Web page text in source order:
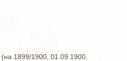
(на 1899/1900, 01.09.1900,